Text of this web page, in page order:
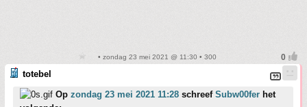
• zondag 23 mei 2021 @ 11:30 • 300
totebel
Op zondag 23 mei 2021 11:28 schreef Subw00fer het